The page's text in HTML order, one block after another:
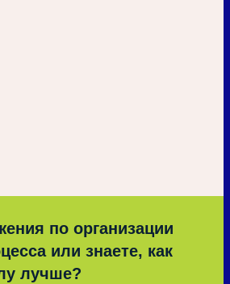
по организации
или знаете, как
лучше?